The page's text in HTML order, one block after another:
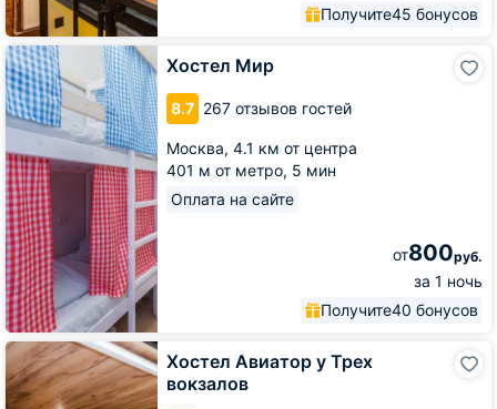
Получите45 бонусов
Хостел Мир
8.7 267 отзывов гостей
Москва, 4.1 км от центра
401 м от метро, 5 мин
Оплата на сайте
от800руб.
за 1 ночь
Получите40 бонусов
Хостел
Мир
Хостел Авиатор у Трех
вокзалов
Хостел
Авиатор
у